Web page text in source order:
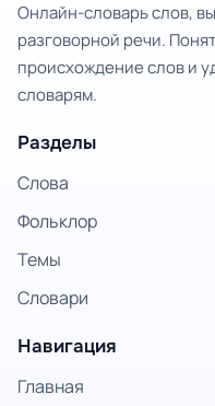
Онлайн-словарь слов,
разговорной речи.
происхождение слов и
словарям.
Разделы
Слова
Фольклор
Темы
Словари
Навигация
Главная